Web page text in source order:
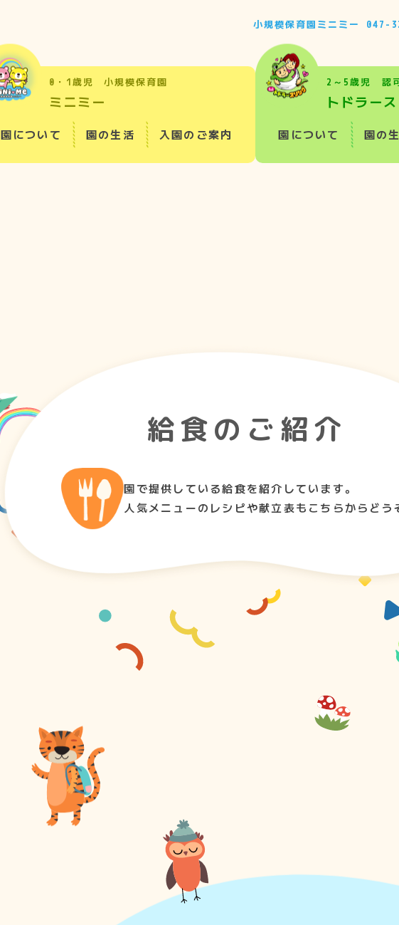
小規模保育園ミニミー 047-
0・1歳児 小規模保育園
ミニミー
園について 園の生活 入園のご案内
2～5歳児 認
トドラー
園について 園の
給食のご紹介
園で提供している給食を紹介しています。
人気メニューのレシピや献立表もこちらからどう